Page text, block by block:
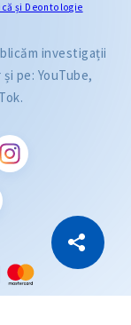
Copiază Link
și Deontologie
investigații
pe: YouTube,